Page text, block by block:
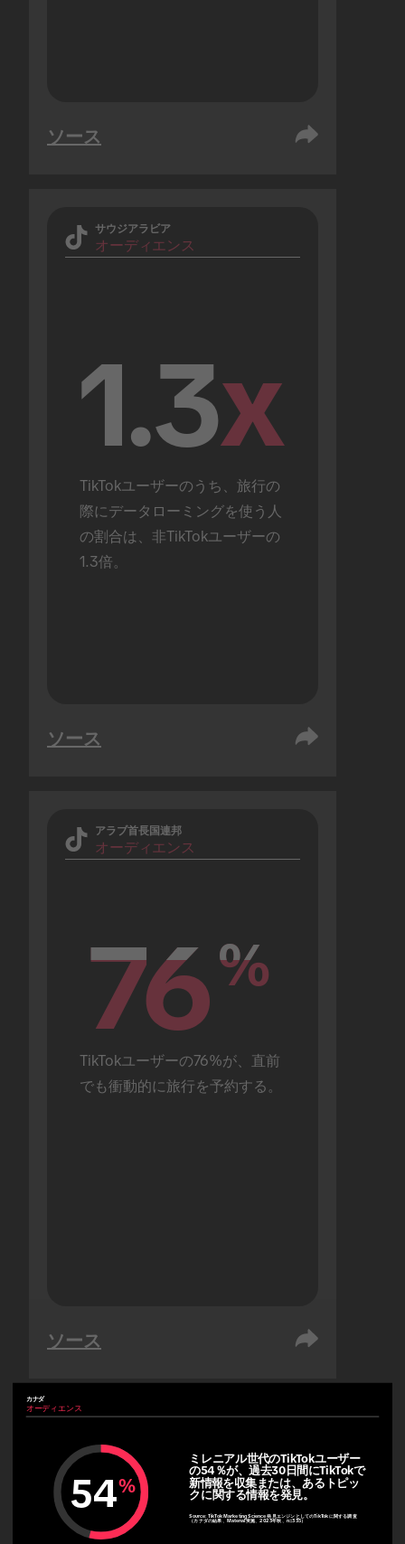
ソース
サウジアラビア
オーディエンス
1.3x
TikTokユーザーのうち、旅行の
際にデータローミングを使う人
の割合は、非TikTokユーザーの
1.3倍。
ソース
アラブ首長国連邦
オーディエンス
76%
76%
TikTokユーザーの76%が、直前
でも衝動的に旅行を予約する。
ソース
オーディエンス
カナダ
オーディエンス
54%
ミレニアル世代のTikTokユーザー
の54％が、過去30日間にTikTokで
新情報を収集または、あるトピッ
クに関する情報を発見。
Source: TikTok Marketing Science 発見エンジンとしてのTikTokに関する調査
（カナダの結果、Material実施、2023年秋、n=335）